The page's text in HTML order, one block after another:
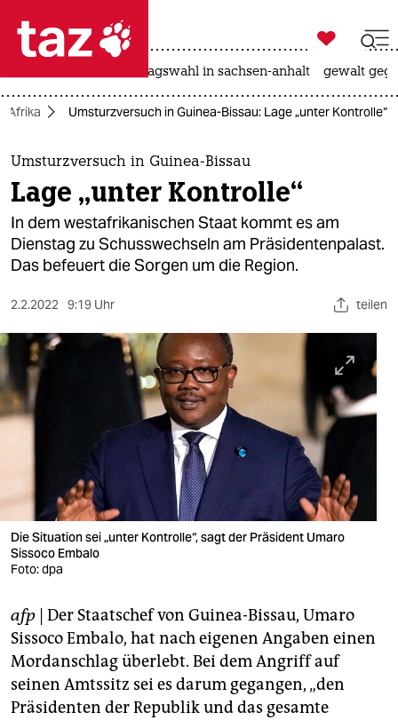
 taz zahl ich
taz zahl ich
themen
politik
öko
sport
berlin
wahrheit
verlag
verlag
shop
fragen & hilfe
unterstützen

taz zahl ich
landtagswahl in sachsen-anhalt gewalt
Afrika Umsturzversuch in Guinea-Bissau: Lage „unter Kontrolle“
Umsturzversuch in Guinea-Bissau
Lage „unter Kontrolle“
In dem westafrikanischen Staat kommt es am
Dienstag zu Schusswechseln am Präsidentenpalast.
Das befeuert die Sorgen um die Region.
2.2.2022 9:19 Uhr teilen
Die Situation sei „unter Kontrolle“, sagt der Präsident Umaro
Sissoco Embalo
Foto: dpa
afp | Der Staatschef von Guinea-Bissau, Umaro
Sissoco Embalo, hat nach eigenen Angaben einen
Mordanschlag überlebt. Bei dem Angriff auf
seinen Amtssitz sei es darum gegangen, „den
Präsidenten der Republik und das gesamte